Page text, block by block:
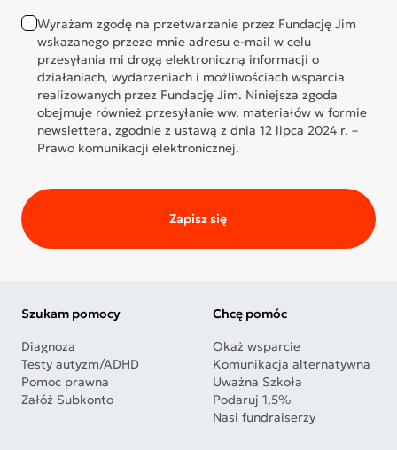
Wyrażam zgodę na przetwarzanie przez Fundację Jim
wskazanego przeze mnie adresu e-mail w celu
przesyłania mi drogą elektroniczną informacji o
działaniach, wydarzeniach i możliwościach wsparcia
realizowanych przez Fundację Jim. Niniejsza zgoda
obejmuje również przesyłanie ww. materiałów w formie
newslettera, zgodnie z ustawą z dnia 12 lipca 2024 r. –
Prawo komunikacji elektronicznej.
Zapisz się
Szukam pomocy
Diagnoza
Testy autyzm/ADHD
Pomoc prawna
Załóż Subkonto
Chcę pomóc
Okaż wsparcie
Komunikacja alternatywna
Uważna Szkoła
Podaruj 1,5%
Nasi fundraiserzy